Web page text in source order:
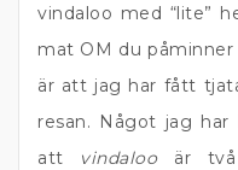
vindaloo med “lite”
mat OM du
är att jag har fått
resan. Något jag
att vindalooär två